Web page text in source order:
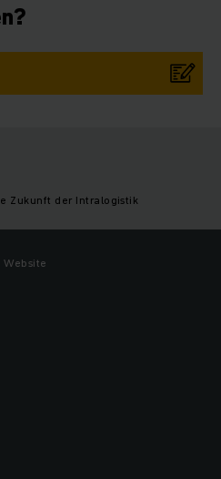
Zukunft der Intralogistik